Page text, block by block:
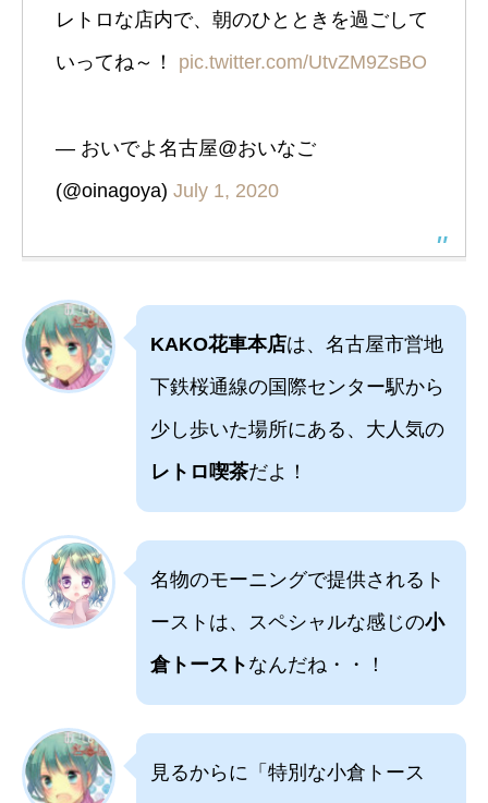
レトロな店内で、朝のひとときを過ごして
いってね～！ pic.twitter.com/UtvZM9ZsBO
— おいでよ名古屋@おいなご
(@oinagoya) July 1, 2020
KAKO花車本店は、名古屋市営地
下鉄桜通線の国際センター駅から
少し歩いた場所にある、大人気の
レトロ喫茶だよ！
名物のモーニングで提供されるト
ーストは、スペシャルな感じの小
倉トースト なんだね・・！
見るからに「特別な小倉トース